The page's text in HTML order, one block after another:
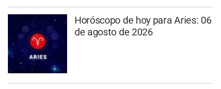
Horóscopo de hoy para Aries: 06
de agosto de 2026